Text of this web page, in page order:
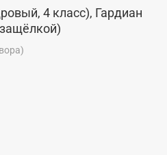
дверь С-108 от завода
производителя со склада
магазине "Ярдеко".
4 класс), Гардиан